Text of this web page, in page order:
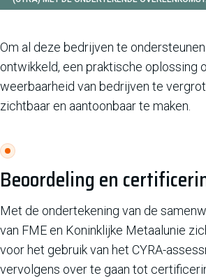
Om al deze bedrijven te
ontwikkeld, een praktische oplossing
weerbaarheid van bedrijven te
zichtbaar en aantoonbaar te maken.
Beoordeling en
Met de ondertekening van de
van FME en Koninklijke Metaalunie
voor het gebruik van het CYRA-
vervolgens over te gaan tot